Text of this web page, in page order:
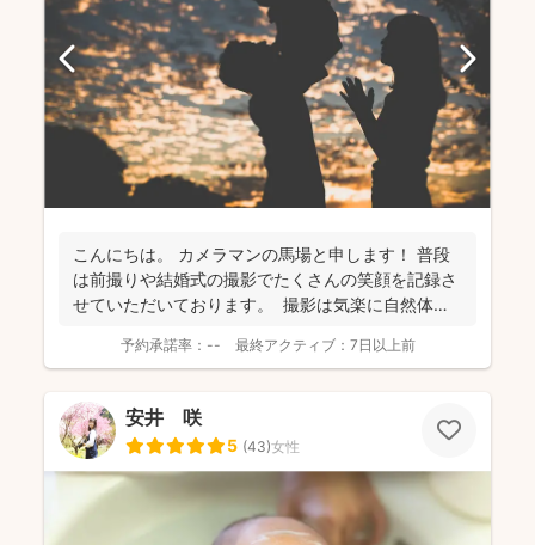
こんにちは。 カメラマンの馬場と申します！ 普段
は前撮りや結婚式の撮影でたくさんの笑顔を記録さ
せていただいております。 撮影は気楽に自然体な
予約承諾率： -- 最終アクティブ： 7日以上前
安井 咲
5 (43)女性